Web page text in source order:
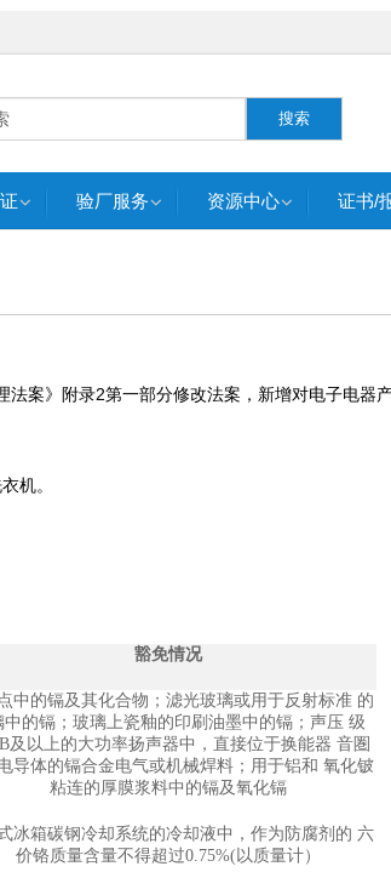
搜索
验厂服务 资源中心 证书/
案》附录2第一部分修改法案，新增对电子电器
机。
豁免情况
中的镉及其化合物；滤光玻璃或用于反射标准 的
中的镉；玻璃上瓷釉的印刷油墨中的镉；声压 级
及以上的大功率扬声器中，直接位于换能器 音圏
导体的镉合金电气或机械焊料；用于铝和 氧化铍
粘连的厚膜浆料中的镉及氧化镉
冰箱碳钢冷却系统的冷却液中，作为防腐剂的 六
价铬质量含量不得超过0.75%(以质量计）